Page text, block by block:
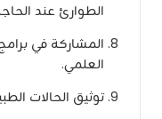
الطوارئ عند
المشاركة في
العلمي.
توثيق الحالات